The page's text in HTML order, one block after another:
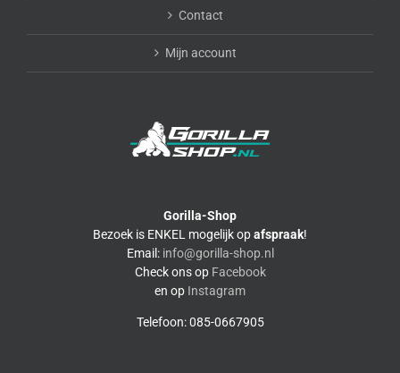
Contact
Mijn account
Gorilla-Shop
Bezoek is ENKEL mogelijk opafspraak!
Email: info@gorilla-shop.nl
Check ons op Facebook
en op Instagram
Telefoon: 085-0667905